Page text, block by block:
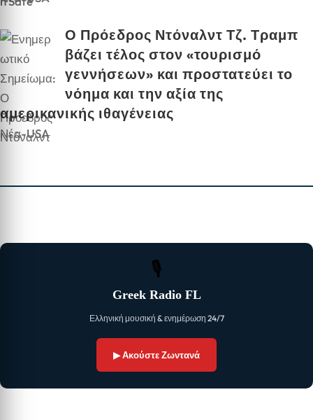
Ο Πρόεδρος Ντόναλντ Τζ. Τραμπ
βάζει τέλος στον «τουρισμό
γεννήσεων» και προστατεύει το
νόημα και την αξία της
αμερικανικής ιθαγένειας
Νέα-USA
🎙
Greek Radio FL
Ελληνική μουσική & ενημέρωση 24/7
▶ Ακούστε Ζωντανά